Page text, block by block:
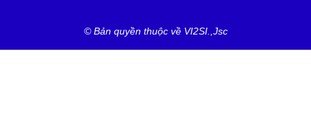
© Bản quyền thuộc về VI2SI.,Jsc